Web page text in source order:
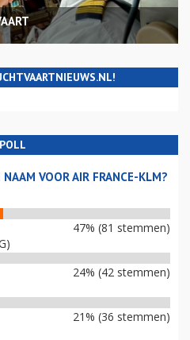
POLL
VOOR AIR FRANCE-KLM?
47% (81 stemmen)
24% (42 stemmen)
21% (36 stemmen)